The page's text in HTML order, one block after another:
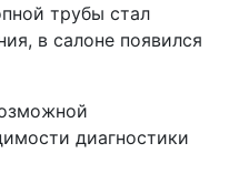
трубы стал
в салоне появился
диагностики